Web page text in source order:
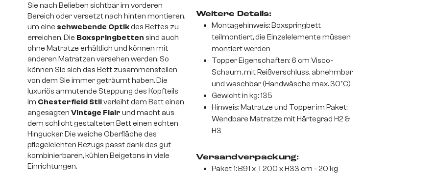
Sie nach Belieben sichtbar im vorderen
Bereich oder versetzt nach hinten montieren,
um eine schwebende Optik des Bettes zu
erreichen. Die Boxspringbetten sind auch
ohne Matratze erhältlich und können mit
anderen Matratzen versehen werden. So
können Sie sich das Bett zusammenstellen
von dem Sie immer geträumt haben. Die
luxuriös anmutende Steppung des Kopfteils
im Chesterfield Stilverleiht dem Bett einen
angesagten Vintage Flair und macht aus
dem schlicht gestalteten Bett einen echten
Hingucker. Die weiche Oberfläche des
pflegeleichten Bezugs passt dank des gut
kombinierbaren, kühlen Beigetons in viele
Einrichtungen.
Weitere Details:
Montagehinweis: Boxspringbett
teilmontiert, die Einzelelemente müssen
montiert werden
Topper Eigenschaften: 6 cm Visco-
Schaum, mit Reißverschluss, abnehmbar
und waschbar (Handwäsche max. 30°C)
Gewicht in kg: 135
Hinweis: Matratze und Topper im Paket;
Wendbare Matratze mit Härtegrad H2 &
H3
Versandverpackung:
Paket 1: B91 x T200 x H33 cm - 20 kg